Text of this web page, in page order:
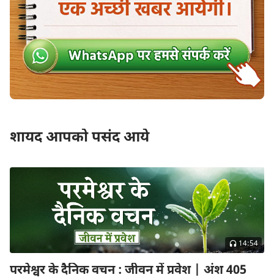
परमेश्वर के बारे में अधिक जानने में मदद मिलती है।
बाइबल संदेश: जैसा कि विपदाएँ हो
रही हैं, हम किस तरह बुद्धिमान कुंवारी
हो सकते हैं और प्रभु का स्वागत करें?
क्यों हम पाप की स्वीकार के लिए
को हल नहीं कर सकते हैं?
स्वर्ग के राज्य में प्रवेश कैसे करें
शायद आपको पसंद आये
14:54
परमेश्वर के दैनिक वचन : जीवन में प्रवेश | अंश 405